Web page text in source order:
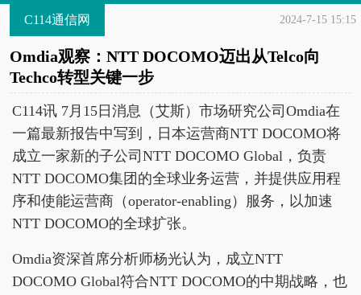
C114通信网 2024-7-15 15:15
Omdia观察：NTT DOCOMO迈出从Telco向
Techco转型关键一步
C114讯 7月15日消息（艾斯）市场研究公司Omdia在
一篇最新报告中写到，日本运营商NTT DOCOMO将
成立一家新的子公司NTT DOCOMO Global，负责
NTT DOCOMO集团的全球业务运营，并提供应用程
序和使能运营商（operator-enabling）服务，以加速
NTT DOCOMO的全球扩张。
Omdia资深首席分析师杨光认为，成立NTT
DOCOMO Global符合NTT DOCOMO的中期战略，也